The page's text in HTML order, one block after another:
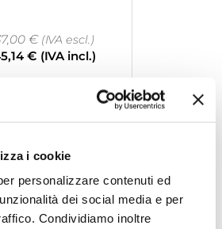
i cookie
personalizzare contenuti ed
dei social media e per
Condividiamo inoltre
€(IVA escl.)
€ (IVA incl.)